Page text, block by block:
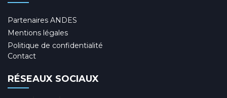
Partenaires ANDES
Mentions légales
Politique de confidentialité
Contact
RÉSEAUX SOCIAUX